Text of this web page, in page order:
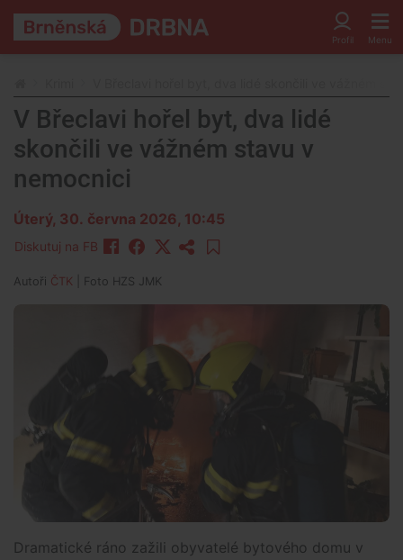
V Břeclavi hořel byt, dva lidé
skončili ve vážném stavu v
nemocnici
Úterý, 30. června 2026, 10:45
Diskutuj na FB
Autoři ČTK | Foto HZS JMK
Dramatické ráno zažili obyvatelé bytového domu v